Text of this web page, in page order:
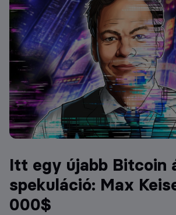
Itt egy újabb Bitcoin
spekuláció: Max
000$